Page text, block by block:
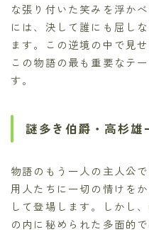
な張り付いた笑みを浮か
には、決して誰にも屈し
ます。この逆境の中で見
この物語の最も重要なテ
す。
謎多き伯爵・高杉雄
物語のもう一人の主人公
用人たちに一切の情けを
して登場します。しかし
の内に秘められた多面的